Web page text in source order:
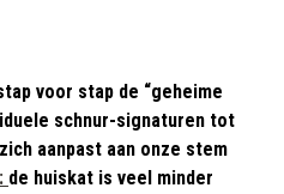
voor stap de “geheime
schnur-signaturen tot
aanpast aan onze stem
de huiskat is veel minder